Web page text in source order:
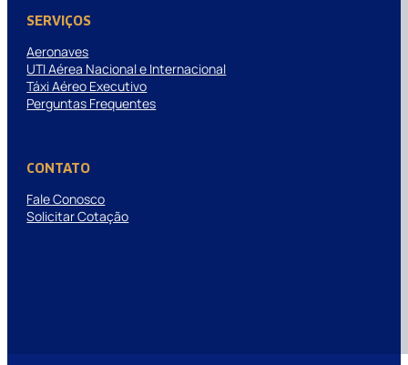
SERVIÇOS
Aeronaves
UTI Aérea Nacional e Internacional
Táxi Aéreo Executivo
Perguntas Frequentes
CONTATO
Fale Conosco
Solicitar Cotação